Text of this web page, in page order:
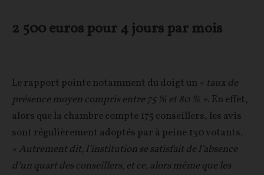
2 500 euros pour 4 jours par mois
Le rapport pointe notamment du doigt un « taux de
présence moyen compris entre 75 % et 80 % ». En effet,
alors que la chambre compte 175 conseillers, les avis
sont régulièrement adoptés par à peine 130 votants.
« Autrement dit, l’institution se satisfait de l’absence
d’un quart des conseillers, et ce, alors même que les